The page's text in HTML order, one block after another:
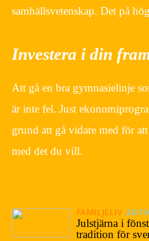
samhällsvetenskap. Det på
Investera i din
Att gå en bra gymnasielinje
är inte fel. Just
grund att gå vidare med för
med det du vill.
FAMILJELIV 24/
Julstjärna i
tradition för